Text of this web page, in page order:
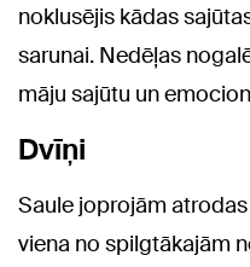
noklusējis kādas
sarunai. Nedēļas
māju sajūtu un
Dvīņi
Saule joprojām
viena no spilgtākajām